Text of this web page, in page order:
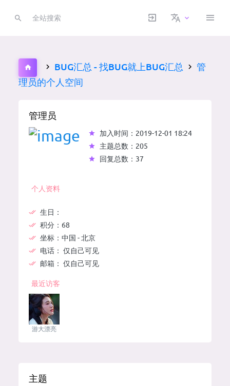
BUG汇总 - 找BUG就上BUG汇总
管
理员的个人空间
管理员
加入时间：2019-12-01 18:24
主题总数：205
回复总数：37
个人资料
生日：
积分： 68
坐标： 中国 - 北京
电话： 仅自己可见
邮箱： 仅自己可见
最近访客
游大漂亮
主题